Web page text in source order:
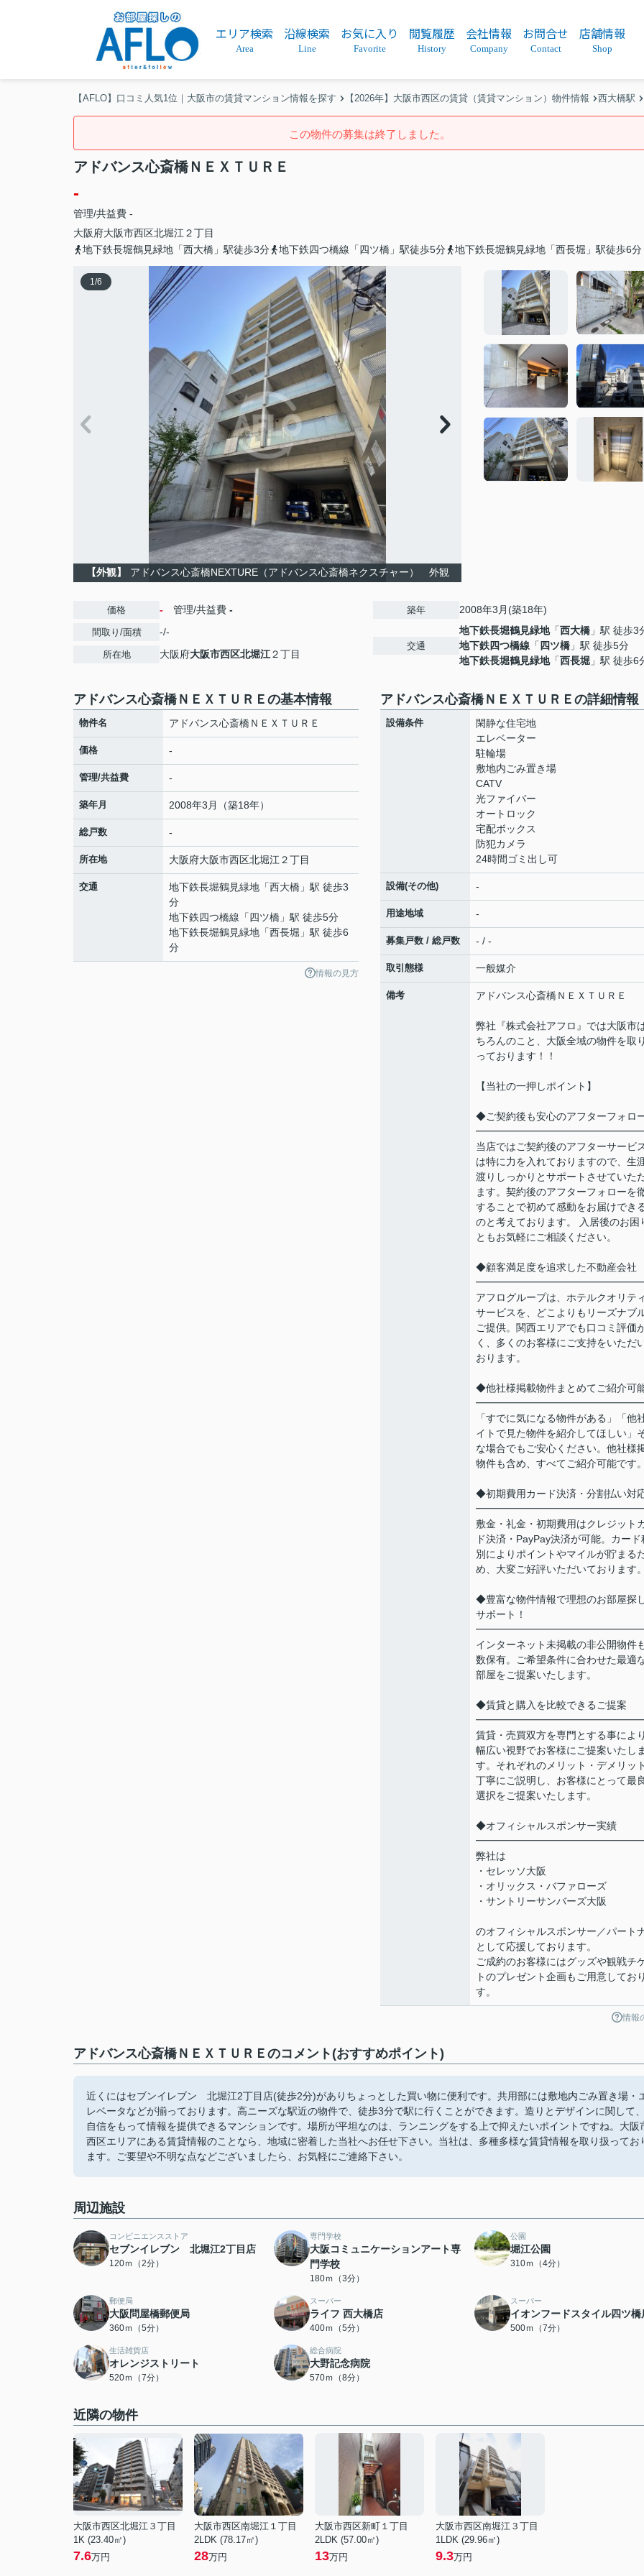
エリア検索
Area
沿線検索
Line
お気に入り
Favorite
閲覧履歴
History
会社情報
Company
お問合せ
Contact
店舗情報
Shop
【AFLO】口コミ人気1位｜大阪市の賃貸マンション情報を探す 【2026年】大阪市西区の賃貸（賃貸マンション）物件情報 西大橋駅
この物件の募集は終了しました。
アドバンス心斎橋ＮＥＸＴＵＲＥ
-
管理/共益費 -
大阪府大阪市西区北堀江 ２丁目
地下鉄長堀鶴見緑地「西大橋」駅徒歩3分
地下鉄四つ橋線「四ツ橋」駅徒歩5分 地下鉄長堀鶴見緑地「西長堀」駅徒歩6分
1/6
【外観】 アドバンス心斎橋NEXTURE（アドバンス心斎橋ネクスチャー） 外観
価格 - 管理/共益費 -
間取り/面積 -/-
所在地 大阪府大阪市西区北堀江２丁目
築年 2008年3月(築18年)
交通
地下鉄長堀鶴見緑地「西大橋 」駅 徒歩3
地下鉄四つ橋線 「 四ツ橋 」駅 徒歩5分
地下鉄長堀鶴見緑地「西長堀 」駅 徒歩6
アドバンス心斎橋ＮＥＸＴＵＲＥの基本情報
物件名 アドバンス心斎橋ＮＥＸＴＵＲＥ
価格 -
管理/共益費 -
築年月 2008年3月（築18年）
総戸数 -
所在地 大阪府大阪市西区北堀江 ２丁目
交通 地下鉄長堀鶴見緑地 「西大橋 」駅 徒歩3
分
地下鉄四つ橋線 「四ツ橋 」駅 徒歩5分
地下鉄長堀鶴見緑地 「西長堀 」駅 徒歩6
分
情報の見方
アドバンス心斎橋ＮＥＸＴＵＲＥの詳細情報
設備条件
閑静な住宅地
エレベーター
駐輪場
敷地内ごみ置き場
CATV
光ファイバー
オートロック
宅配ボックス
防犯カメラ
24時間ゴミ出し可
設備(その他) -
用途地域 -
募集戸数 / 総戸数 - / -
取引態様 一般媒介
備考 アドバンス心斎橋ＮＥＸＴＵＲＥ
弊社『株式会社アフロ』では大阪市
ちろんのこと、大阪全域の物件を取
っております！！
【当社の一押しポイント】
◆ご契約後も安心のアフターフォロ
当店ではご契約後のアフターサービ
は特に力を入れておりますので、生
渡りしっかりとサポートさせていた
ます。契約後のアフターフォローを
することで初めて感動をお届けでき
のと考えております。 入居後のお困
ともお気軽にご相談ください。
◆顧客満足度を追求した不動産会社
アフログループは、ホテルクオリテ
サービスを、どこよりもリーズナブ
ご提供。関西エリアでも口コミ評価
く、多くのお客様にご支持をいただ
おります。
◆他社様掲載物件まとめてご紹介可
「すでに気になる物件がある」「他
イトで見た物件を紹介してほしい」
な場合でもご安心ください。他社様
物件も含め、すべてご紹介可能です
◆初期費用カード決済・分割払い対
敷金・礼金・初期費用はクレジット
ド決済・PayPay決済が可能。カード
別によりポイントやマイルが貯まる
め、大変ご好評いただいております
◆豊富な物件情報で理想のお部屋探
サポート！
インターネット未掲載の非公開物件
数保有。ご希望条件に合わせた最適
部屋をご提案いたします。
◆賃貸と購入を比較できるご提案
賃貸・売買双方を専門とする事によ
幅広い視野でお客様にご提案いたし
す。それぞれのメリット・デメリッ
丁寧にご説明し、お客様にとって最
選択をご提案いたします。
◆オフィシャルスポンサー実績
弊社は
・セレッソ大阪
・オリックス・バファローズ
・サントリーサンバーズ大阪
のオフィシャルスポンサー／パート
として応援しております。
ご成約のお客様にはグッズや観戦チ
トのプレゼント企画もご用意してお
す。
情報
アドバンス心斎橋ＮＥＸＴＵＲＥのコメント(おすすめポイント)
近くにはセブンイレブン 北堀江2丁目店(徒歩2分)がありちょっとした買い物に便利です。共用部には敷地内ごみ置き場・
レベータなどが揃っております。高ニーズな駅近の物件で、徒歩3分で駅に行くことができます。造りとデザインに関して
自信をもって情報を提供できるマンションです。場所が平坦なのは、ランニングをする上で抑えたいポイントですね。大阪
西区エリアにある賃貸情報のことなら、地域に密着した当社へお任せ下さい。当社は、多種多様な賃貸情報を取り扱ってお
ます。ご要望や不明な点などございましたら、お気軽にご連絡下さい。
周辺施設
コンビニエンスストア
セブンイレブン 北堀江2丁目店
120ｍ（2分）
専門学校
大阪コミュニケーションアート専
門学校
180ｍ（3分）
公園
堀江公園
310ｍ（4分）
郵便局
大阪問屋橋郵便局
360ｍ（5分）
スーパー
ライフ 西大橋店
400ｍ（5分）
スーパー
イオンフードスタイル四ツ橋
500ｍ（7分）
生活雑貨店
オレンジストリート
520ｍ（7分）
総合病院
大野記念病院
570ｍ（8分）
近隣の物件
大阪市西区北堀江３丁目
1K (23.40㎡)
7.6万円
大阪市西区南堀江１丁目
2LDK (78.17㎡)
28万円
大阪市西区新町１丁目
2LDK (57.00㎡)
13万円
大阪市西区南堀江３丁目
1LDK (29.96㎡)
9.3万円